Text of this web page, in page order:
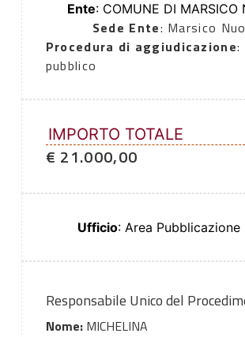
Ente: COMUNE DI MARSICO
Sede Ente: Marsico
Procedura di aggiudicazione:
pubblico
IMPORTO TOTALE
€ 21.000,00
Ufficio: Area Pubblicazione
Responsabile Unico del
Nome:MICHELINA